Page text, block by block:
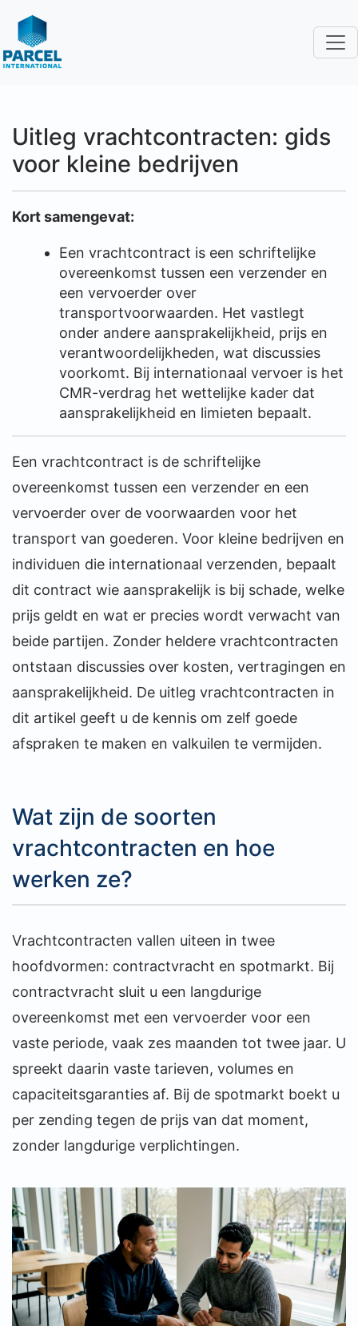
Uitleg vrachtcontracten: gids
voor kleine bedrijven
Kort samengevat:
Een vrachtcontract is een schriftelijke
overeenkomst tussen een verzender en
een vervoerder over
transportvoorwaarden. Het vastlegt
onder andere aansprakelijkheid, prijs en
verantwoordelijkheden, wat discussies
voorkomt. Bij internationaal vervoer is het
CMR-verdrag het wettelijke kader dat
aansprakelijkheid en limieten bepaalt.
Een vrachtcontract is de schriftelijke
overeenkomst tussen een verzender en een
vervoerder over de voorwaarden voor het
transport van goederen. Voor kleine bedrijven en
individuen die internationaal verzenden, bepaalt
dit contract wie aansprakelijk is bij schade, welke
prijs geldt en wat er precies wordt verwacht van
beide partijen. Zonder heldere vrachtcontracten
ontstaan discussies over kosten, vertragingen en
aansprakelijkheid. De uitleg vrachtcontracten in
dit artikel geeft u de kennis om zelf goede
afspraken te maken en valkuilen te vermijden.
Wat zijn de soorten
vrachtcontracten en hoe
werken ze?
Vrachtcontracten vallen uiteen in twee
hoofdvormen: contractvracht en spotmarkt. Bij
contractvracht sluit u een langdurige
overeenkomst met een vervoerder voor een
vaste periode, vaak zes maanden tot twee jaar. U
spreekt daarin vaste tarieven, volumes en
capaciteitsgaranties af. Bij de spotmarkt boekt u
per zending tegen de prijs van dat moment,
zonder langdurige verplichtingen.